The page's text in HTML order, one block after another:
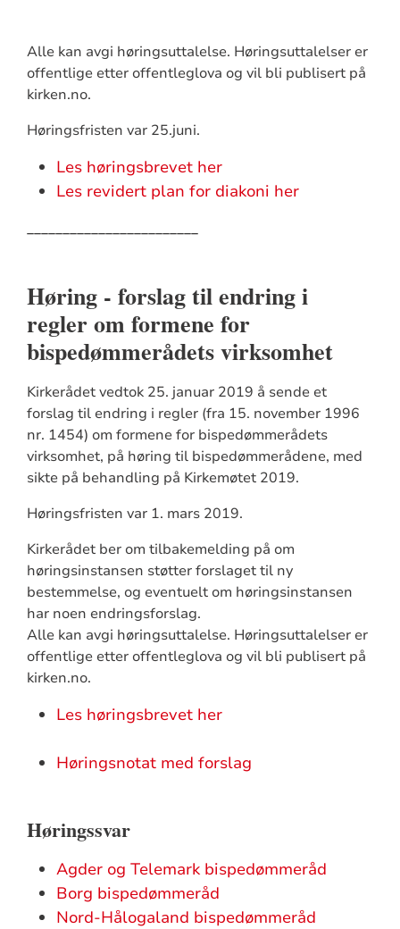
Alle kan avgi høringsuttalelse. Høringsuttalelser er
offentlige etter offentleglova og vil bli publisert på
kirken.no.
Høringsfristen var 25.juni.
Les høringsbrevet her
Les revidert plan for diakoni her
________________________
Høring - forslag til endring i
regler om formene for
bispedømmerådets virksomhet
Kirkerådet vedtok 25. januar 2019 å sende et
forslag til endring i regler (fra 15. november 1996
nr. 1454) om formene for bispedømmerådets
virksomhet, på høring til bispedømmerådene, med
sikte på behandling på Kirkemøtet 2019.
Høringsfristen var 1. mars 2019.
Kirkerådet ber om tilbakemelding på om
høringsinstansen støtter forslaget til ny
bestemmelse, og eventuelt om høringsinstansen
har noen endringsforslag.
Alle kan avgi høringsuttalelse. Høringsuttalelser er
offentlige etter offentleglova og vil bli publisert på
kirken.no.
Les høringsbrevet her
Høringsnotat med forslag
Høringssvar
Agder og Telemark bispedømmeråd
Borg bispedømmeråd
Nord-Hålogaland bispedømmeråd